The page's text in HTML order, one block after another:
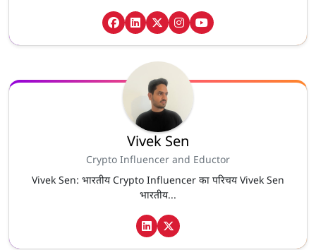
Vivek Sen
Crypto Influencer and Eductor
Vivek Sen: भारतीय Crypto Influencer का परिचय Vivek Sen
भारतीय...